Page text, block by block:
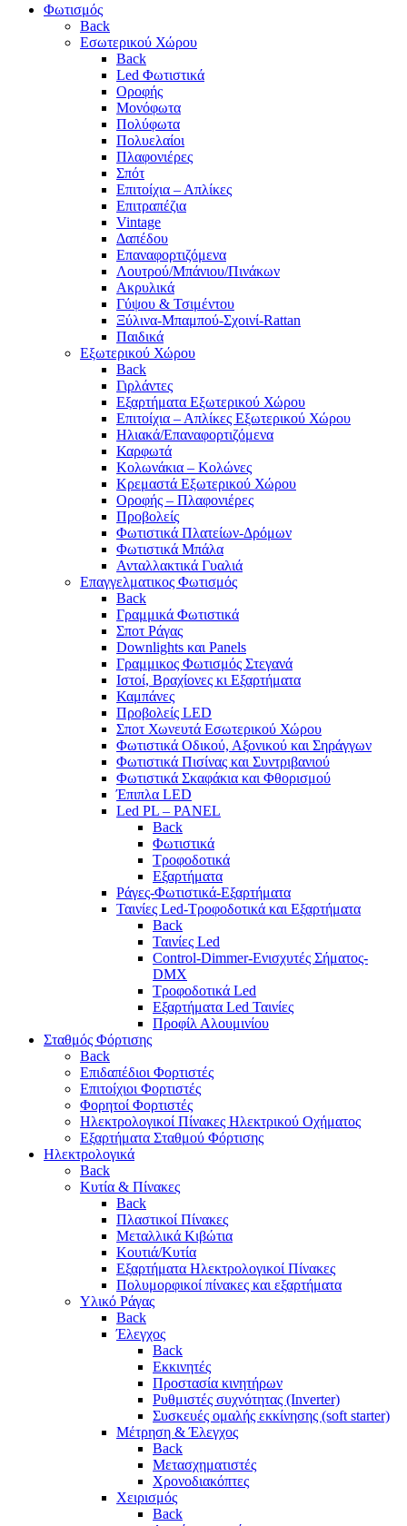
Φωτισμός
Back
Εσωτερικού Χώρου
Back
Led Φωτιστικά
Οροφής
Μονόφωτα
Πολύφωτα
Πολυελαίοι
Πλαφονιέρες
Σπότ
Επιτοίχια – Απλίκες
Επιτραπέζια
Vintage
Δαπέδου
Επαναφορτιζόμενα
Λουτρού/Μπάνιου/Πινάκων
Ακρυλικά
Γύψου & Τσιμέντου
Ξύλινα-Μπαμπού-Σχοινί-Rattan
Παιδικά
Εξωτερικού Χώρου
Back
Γιρλάντες
Εξαρτήματα Εξωτερικού Χώρου
Επιτοίχια – Απλίκες Εξωτερικού Χώρου
Ηλιακά/Επαναφορτιζόμενα
Καρφωτά
Κολωνάκια – Κολώνες
Κρεμαστά Εξωτερικού Χώρου
Οροφής – Πλαφονιέρες
Προβολείς
Φωτιστικά Πλατείων-Δρόμων
Φωτιστικά Μπάλα
Ανταλλακτικά Γυαλιά
Επαγγελματικος Φωτισμός
Back
Γραμμικά Φωτιστικά
Σποτ Ράγας
Downlights και Panels
Γραμμικος Φωτισμός Στεγανά
Ιστοί, Βραχίονες κι Εξαρτήματα
Καμπάνες
Προβολείς LED
Σποτ Χωνευτά Εσωτερικού Χώρου
Φωτιστικά Οδικού, Αξονικού και Σηράγγων
Φωτιστικά Πισίνας και Συντριβανιού
Φωτιστικά Σκαφάκια και Φθορισμού
Έπιπλα LED
Led PL – PANEL
Back
Φωτιστικά
Τροφοδοτικά
Εξαρτήματα
Ράγες-Φωτιστικά-Εξαρτήματα
Ταινίες Led-Τροφοδοτικά και Εξαρτήματα
Back
Ταινίες Led
Control-Dimmer-Ενισχυτές Σήματος-
DMX
Τροφοδοτικά Led
Εξαρτήματα Led Ταινίες
Προφίλ Αλουμινίου
Σταθμός Φόρτισης
Back
Επιδαπέδιοι Φορτιστές
Επιτoίχιοι Φορτιστές
Φορητοί Φορτιστές
Ηλεκτρολογικοί Πίνακες Ηλεκτρικού Οχήματος
Εξαρτήματα Σταθμού Φόρτισης
Ηλεκτρολογικά
Back
Κυτία & Πίνακες
Back
Πλαστικοί Πίνακες
Μεταλλικά Κιβώτια
Κουτιά/Κυτία
Εξαρτήματα Ηλεκτρολογικοί Πίνακες
Πολυμορφικοί πίνακες και εξαρτήματα
Υλικό Ράγας
Back
Έλεγχος
Back
Εκκινητές
Προστασία κινητήρων
Ρυθμιστές συχνότητας (Inverter)
Συσκευές ομαλής εκκίνησης (soft starter)
Μέτρηση & Έλεγχος
Back
Μετασχηματιστές
Χρονοδιακόπτες
Χειρισμός
Back